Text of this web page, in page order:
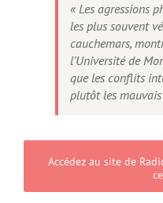
« Les agressions
les plus souvent
cauchemars,
l’Université de
que les conflits
plutôt les mauvais
Accédez au site de